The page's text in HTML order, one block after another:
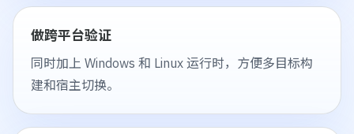
做跨平台验证
同时加上 Windows 和 Linux 运行时，方便多目标构
建和宿主切换。